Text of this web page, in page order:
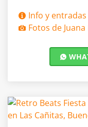
Info y
Fotos de Juana